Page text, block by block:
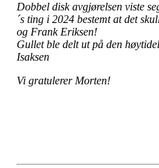
Dobbel disk avgjørelsen viste
´s ting i 2024 bestemt at det
og Frank Eriksen!
Gullet ble delt ut på den
Isaksen
Vi gratulerer Morten!